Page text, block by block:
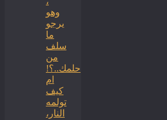
وهو
يرجو
ما
سلف
من
حلمك..؟!
ام
كيف
تولمه
النار،